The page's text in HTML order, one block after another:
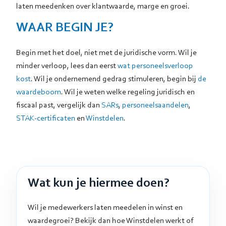
laten meedenken over klantwaarde, marge en groei.
WAAR BEGIN JE?
Begin met het doel, niet met de juridische vorm. Wil je
minder verloop, lees dan eerstwat personeelsverloop
kost. Wil je ondernemend gedrag stimuleren, begin bij de
waardeboom. Wil je weten welke regeling juridisch en
fiscaal past, vergelijk dan SARs, personeelsaandelen,
STAK-certificaten enWinstdelen.
Wat kun je hiermee doen?
Wil je medewerkers laten meedelen in winst en
waardegroei? Bekijk dan hoe Winstdelen werkt of